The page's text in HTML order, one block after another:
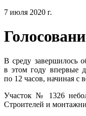
7 июля 2020 г.
В среду завершилось
в этом году впервые
по 12 часов, начиная с
Участок № 1326
Строителей и